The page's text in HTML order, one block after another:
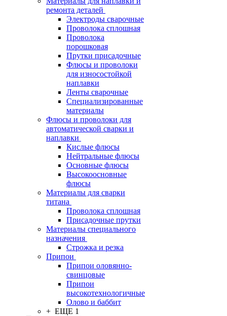
ремонта деталей
Электроды сварочные
Проволока сплошная
Проволока
порошковая
Прутки присадочные
Флюсы и проволоки
для износостойкой
наплавки
Ленты сварочные
Специализированные
материалы
Флюсы и проволоки для
автоматической сварки и
наплавки
Кислые флюсы
Нейтральные флюсы
Основные флюсы
Высокоосновные
флюсы
Материалы для сварки
титана
Проволока сплошная
Присадочные прутки
Материалы специального
назначения
Строжка и резка
Припои
Припои оловянно-
свинцовые
Припои
высокотехнологичные
Олово и баббит
+ ЕЩЕ 1